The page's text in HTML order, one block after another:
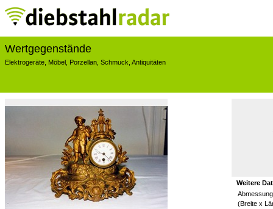
Wertgegenstände
Elektrogeräte Möbel Porzellan Schmuck Antiquitäten
Weitere
(Breite x